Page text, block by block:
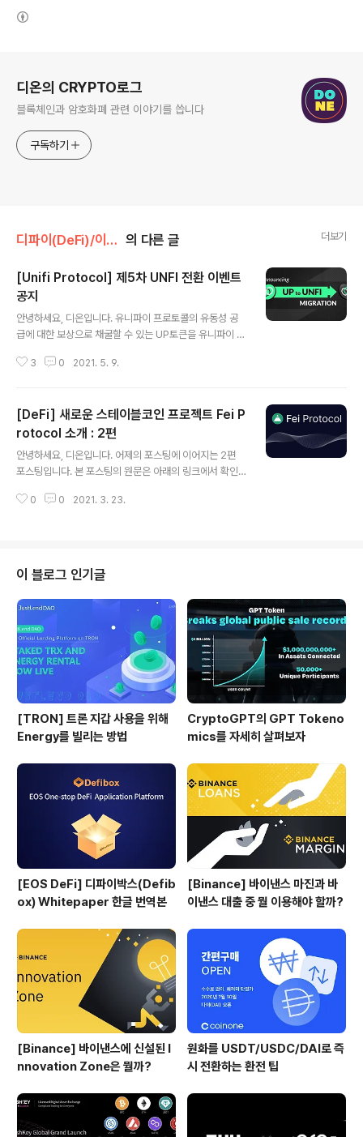
디온의 CRYPTO로그
블록체인과 암호화폐 관련 이야기를 씁니다
구독하기
디파이(DeFi)/이더리움 의 다른 글 더보기
[Unifi Protocol] 제5차 UNFI 전환 이벤트
공지
안녕하세요, 디온입니다. 유니파이 프로토콜의 유동성 공
급에 대한 보상으로 채굴할 수 있는 UP토큰을 유니파이 프
이션(변환)할 수 있는 이벤트 관련 공지가 게시되었습니다.
이낸스 스마트 체인(BSC), 트론, 온톨로지, 하모니, 아이콘
등에서 유동성을 공급하고 UP토큰을 보상으로 받고 있는
모든 유동성 공급자들이 참여할 수 있으며, 본인의 선호에
따라 계속해서 UP토큰으로 보유해도 되고 UNFI토큰으로
FI토큰은 ERC20토큰으로 참여를 위해서는 반드시 이더
3 0 2021. 5. 9.
[DeFi] 새로운 스테이블코인 프로젝트 Fei P
rotocol 소개 : 2편
안녕하세요, 디온입니다. 어제의 포스팅에 이어지는 2편
포스팅입니다. 본 포스팅의 원문은 아래의 링크에서 확인
겠습니다. 지난 1편을 보지 못하신 분들은 포스팅 하단의
ient)를 가진 탈중앙화된 스테이블코인 프로젝트인 페이
프로토콜(Fei Protocol)의 플랫폼 출시 세부 정보가 지난
3월 8일에 공개되었습니다. dcrypto.tistory.com 원문
링크 : Introducing Fei Protocol 다이렉트 인센티브 FE
I는 다이렉트 인센티브(Dir..
0 0 2021. 3. 23.
이 블로그 인기글
[TRON] 트론 지갑 사용을 위해
Energy를 빌리는 방법
CryptoGPT의 GPT Tokeno
mics를 자세히 살펴보자
[EOS DeFi] 디파이박스(Defib
ox) Whitepaper 한글 번역본
[Binance] 바이낸스 마진과 바
이낸스 대출 중 뭘 이용해야 할까?
[Binance] 바이낸스에 신설된 I
nnovation Zone은 뭘까?
원화를 USDT/USDC/DAI로 즉
시 전환하는 환전 팁